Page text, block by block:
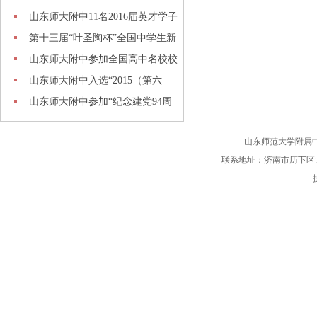
科院
山东师大附中11名2016届英才学子
赴山
第十三届“叶圣陶杯”全国中学生新
作
山东师大附中参加全国高中名校校
长会
山东师大附中入选“2015（第六
届）中
山东师大附中参加“纪念建党94周
年”
山东师范大学附属
联系地址：济南市历下区